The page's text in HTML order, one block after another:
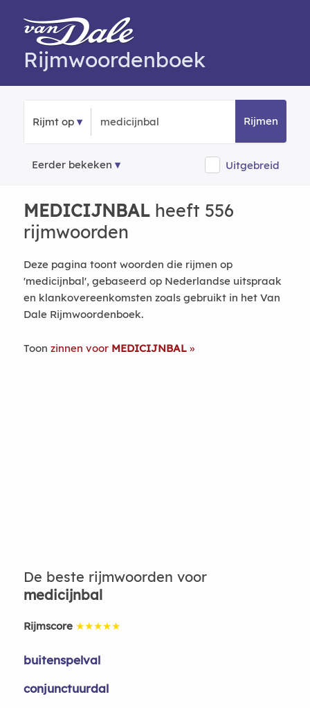
Rijmwoordenboek
Rijmt op Rijmen
Eerder bekeken Uitgebreid
MEDICIJNBALheeft 556
rijmwoorden
Deze pagina toont woorden die rijmen op
'medicijnbal', gebaseerd op Nederlandse uitspraak
en klankovereenkomsten zoals gebruikt in het Van
Dale Rijmwoordenboek.
Toon zinnen voor MEDICIJNBAL
De beste rijmwoorden voor
medicijnbal
Rijmscore ★★★★★
buitenspelval
conjunctuurdal